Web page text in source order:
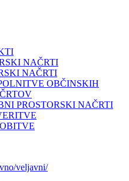
NAČRTI
NAČRTI
OBČINSKIH
PROSTORSKI NAČRTI
veljavni/